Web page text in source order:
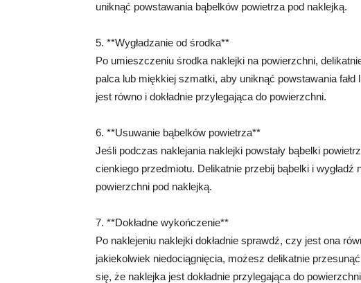
uniknąć powstawania bąbelków powietrza pod naklejką.
5. **Wygładzanie od środka**
Po umieszczeniu środka naklejki na powierzchni,
palca lub miękkiej szmatki, aby uniknąć powstawania
jest równo i dokładnie przylegająca do powierzchni.
6. **Usuwanie bąbelków powietrza**
Jeśli podczas naklejania naklejki powstały bąbelki
cienkiego przedmiotu. Delikatnie przebij bąbelki i
powierzchni pod naklejką.
7. **Dokładne wykończenie**
Po naklejeniu naklejki dokładnie sprawdź, czy jest ona
jakiekolwiek niedociągnięcia, możesz delikatnie
się, że naklejka jest dokładnie przylegająca do